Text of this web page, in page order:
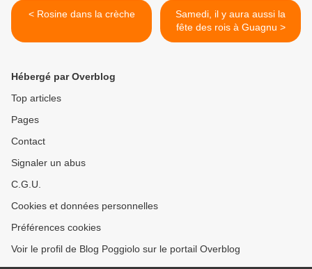
< Rosine dans la crèche
Samedi, il y aura aussi la
fête des rois à Guagnu >
Hébergé par Overblog
Top articles
Pages
Contact
Signaler un abus
C.G.U.
Cookies et données personnelles
Préférences cookies
Voir le profil de Blog Poggiolo sur le portail Overblog